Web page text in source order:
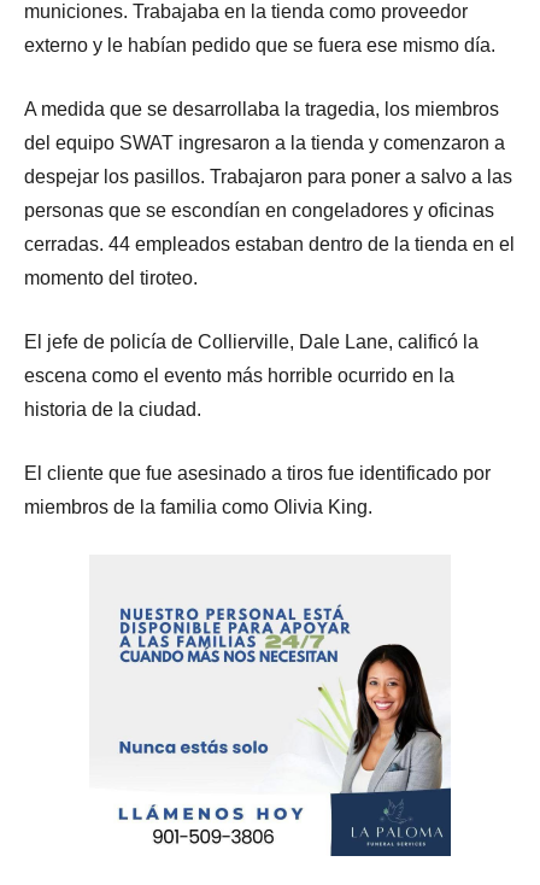
municiones. Trabajaba en la tienda como proveedor
externo y le habían pedido que se fuera ese mismo día.
A medida que se desarrollaba la tragedia, los miembros
del equipo SWAT ingresaron a la tienda y comenzaron a
despejar los pasillos. Trabajaron para poner a salvo a las
personas que se escondían en congeladores y oficinas
cerradas. 44 empleados estaban dentro de la tienda en el
momento del tiroteo.
El jefe de policía de Collierville, Dale Lane, calificó la
escena como el evento más horrible ocurrido en la
historia de la ciudad.
El cliente que fue asesinado a tiros fue identificado por
miembros de la familia como Olivia King.